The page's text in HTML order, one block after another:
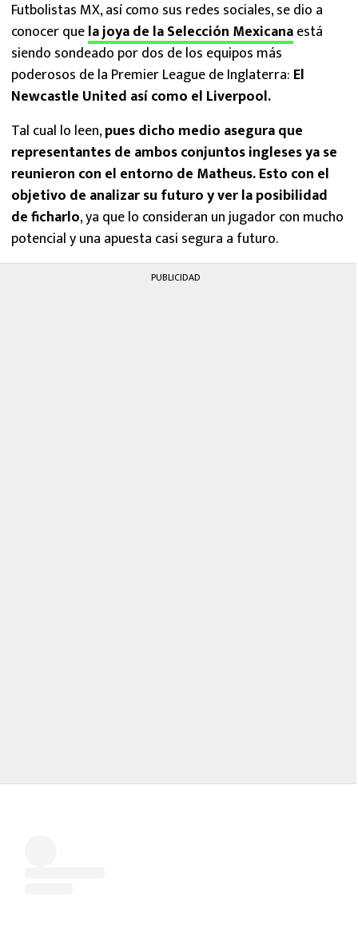
Futbolistas MX, así como sus redes sociales, se dio a
conocer quela joya de la Selección Mexicanaestá
siendo sondeado por dos de los equipos más
poderosos de la Premier League de Inglaterra: El
Newcastle United así como el Liverpool.
Tal cual lo leen,pues dicho medio asegura que
representantes de ambos conjuntos ingleses ya se
reunieron con el entorno de Matheus. Esto con el
objetivo de analizar su futuro y ver la posibilidad
de ficharlo, ya que lo consideran un jugador con mucho
potencial y una apuesta casi segura a futuro.
PUBLICIDAD